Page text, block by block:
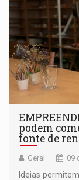
podem
fonte de
Geral 09
Ideias